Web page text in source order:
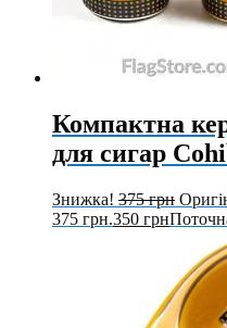
Компактна
для сигар
Знижка! 375грн
375 грн.350 грн